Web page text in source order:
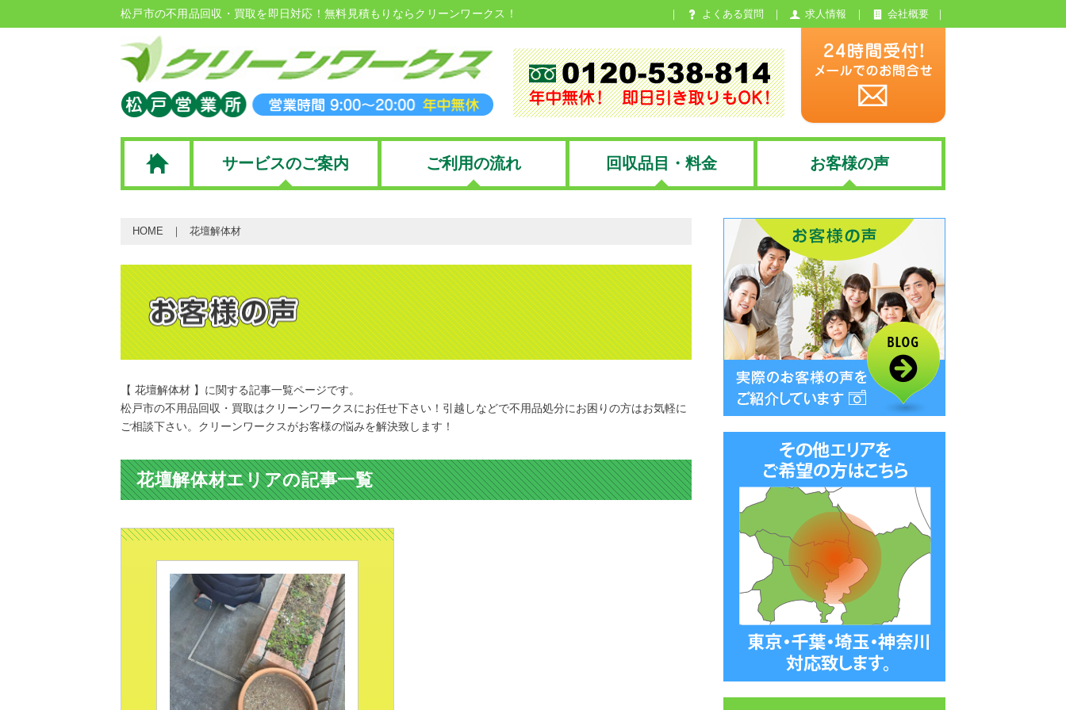
松戸市の不用品回収・買取を即日対応！無料見積もりならクリーンワークス！ よくある質問 求人情報 会社概要
サービスのご案内 ご利用の流れ 回収品目・料金 お客様の声
HOME 花壇解体材
【 花壇解体材 】に関する記事一覧ページです。
松戸市の不用品回収・買取はクリーンワークスにお任せ下さい！引越しなどで不用品処分にお困りの方はお気軽に
ご相談下さい。クリーンワークスがお客様の悩みを解決致します！
花壇解体材エリアの記事一覧